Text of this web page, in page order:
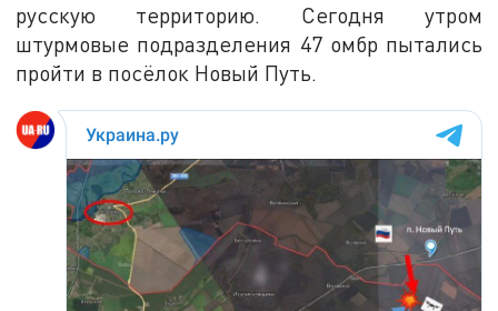
русскую территорию. Сегодня утром
штурмовые подразделения 47 омбр пытались
пройти в посёлок Новый Путь.